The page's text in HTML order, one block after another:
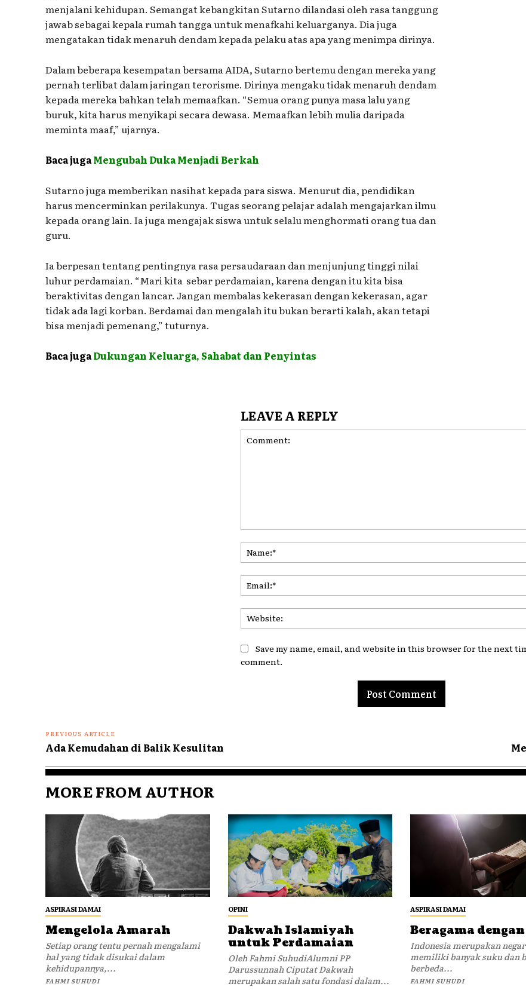
menjalani kehidupan. Semangat kebangkitan Sutarno dilandasi oleh rasa tanggung
jawab sebagai kepala rumah tangga untuk menafkahi keluarganya. Dia juga
mengatakan tidak menaruh dendam kepada pelaku atas apa yang menimpa dirinya.
Dalam beberapa kesempatan bersama AIDA, Sutarno bertemu dengan mereka yang
pernah terlibat dalam jaringan terorisme. Dirinya mengaku tidak menaruh dendam
kepada mereka bahkan telah memaafkan. “Semua orang punya masa lalu yang
buruk, kita harus menyikapi secara dewasa. Memaafkan lebih mulia daripada
meminta maaf,” ujarnya.
Baca jugaMengubah Duka Menjadi Berkah
Sutarno juga memberikan nasihat kepada para siswa. Menurut dia, pendidikan
harus mencerminkan perilakunya. Tugas seorang pelajar adalah mengajarkan ilmu
kepada orang lain. Ia juga mengajak siswa untuk selalu menghormati orang tua dan
guru.
Ia berpesan tentang pentingnya rasa persaudaraan dan menjunjung tinggi nilai
luhur perdamaian. “Mari kita sebar perdamaian, karena dengan itu kita bisa
beraktivitas dengan lancar. Jangan membalas kekerasan dengan kekerasan, agar
tidak ada lagi korban. Berdamai dan mengalah itu bukan berarti kalah, akan tetapi
bisa menjadi pemenang,” tuturnya.
Baca jugaDukungan Keluarga, Sahabat dan Penyintas
LEAVE A REPLY
Save my name, email, and website in this browser for the next
comment.
PREVIOUS ARTICLE
Ada Kemudahan di Balik Kesulitan
MORE FROM AUTHOR
ASPIRASI DAMAI
Mengelola Amarah
Setiap orang tentu pernah mengalami
hal yang tidak disukai dalam
kehidupannya,...
FAHMI SUHUDI
OPINI
Dakwah Islamiyah
untuk Perdamaian
Oleh Fahmi SuhudiAlumni PP
Darussunnah Ciputat Dakwah
merupakan salah satu fondasi dalam...
ASPIRASI DAMAI
Beragama
Indonesia merupakan
memiliki banyak suku dan
berbeda...
FAHMI SUHUDI